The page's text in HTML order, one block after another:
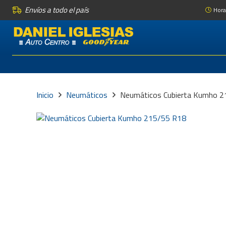
Envíos a todo el país
Inicio Neumáticos Neumáticos Cubierta Kumho